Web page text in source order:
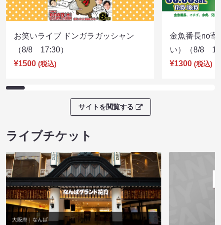
お笑いライブ ドンガラガッシャン
（8/8 17:30）
¥1500 (税込)
金魚番長no寄
い）（8/8
¥1300 (税込)
サイトを閲覧する
ライブチケット